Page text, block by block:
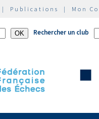
| Publications | Mon
Rechercher un club